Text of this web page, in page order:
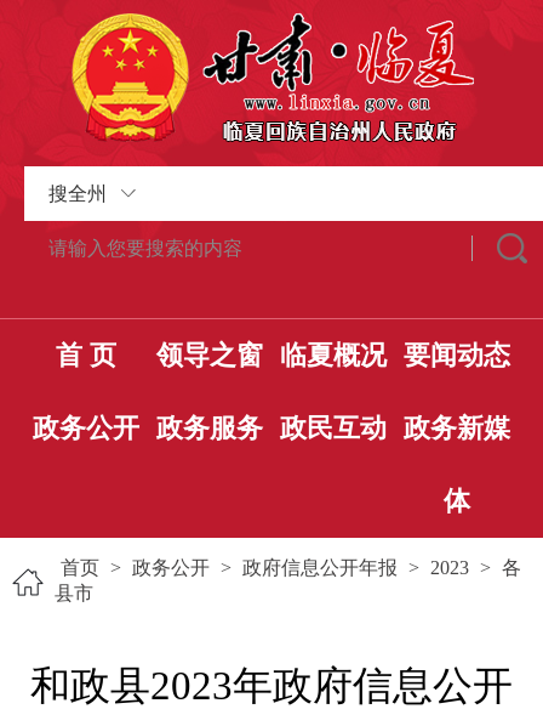
搜全州
首 页 领导之窗 临夏概况 要闻动态
政务公开 政务服务 政民互动 政务新媒
体
首页 > 政务公开 > 政府信息公开年报 > 2023 > 各
县市
和政县2023年政府信息公开